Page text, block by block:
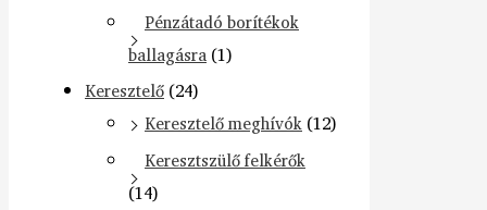
Pénzátadó borítékok
ballagásra (1)
Keresztelő (24)
Keresztelő meghívók (12)
Keresztszülő felkérők
(14)